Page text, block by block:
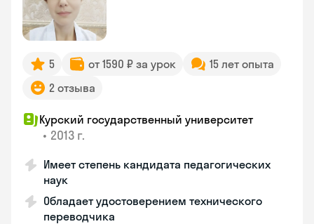
5 от 1590 ₽ за урок
15 лет опыта
2 отзыва
Курский государственный университет
• 2013 г.
Имеет степень кандидата педагогических
наук
Обладает удостоверением технического
переводчика